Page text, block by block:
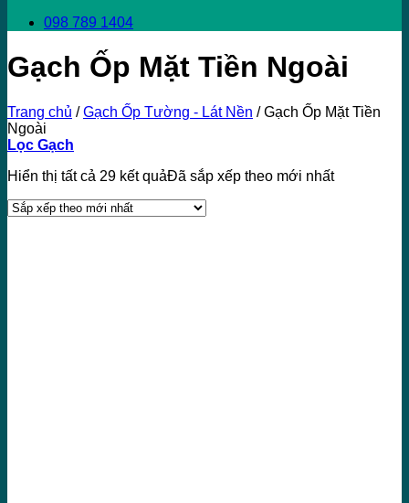
098 789 1404
Gạch Ốp Mặt Tiền Ngoài
Trang chủ / Gạch Ốp Tường - Lát Nền /Gạch Ốp Mặt Tiền
Ngoài
Lọc Gạch
Hiển thị tất cả 29 kết quảĐã sắp xếp theo mới nhất